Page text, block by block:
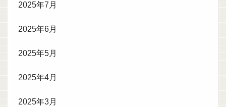
2025年7月
2025年6月
2025年5月
2025年4月
2025年3月